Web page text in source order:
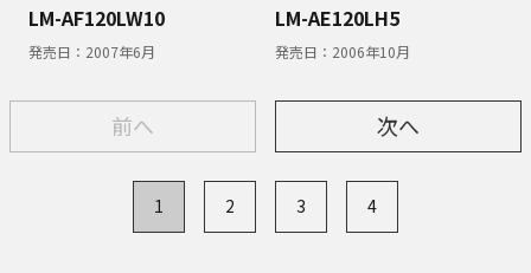
LM-AF120LW10
発売日： 2007年6月
LM-AE120LH5
発売日： 2006年10月
前へ
1 2 3 4
次へ